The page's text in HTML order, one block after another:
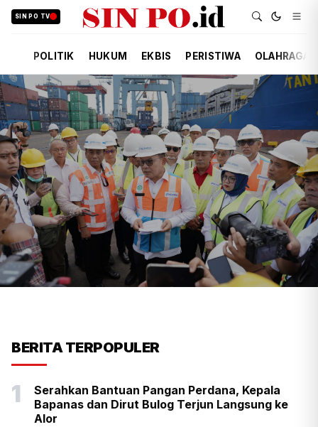
SIN PO TV
POLITIK HUKUM EKBIS PERISTIWA OLAHRAGA
KSP Kawal Pelepasan Ekspor
BERITA TERPOPULER
1
Serahkan Bantuan Pangan Perdana, Kepala
Bapanas dan Dirut Bulog Terjun Langsung ke
Alor